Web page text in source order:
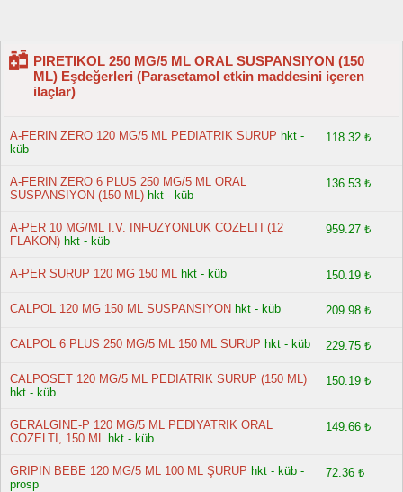
PIRETIKOL 250 MG/5 ML ORAL SUSPANSIYON (150
ML) Eşdeğerleri (Parasetamol etkin maddesini içeren
ilaçlar)
A-FERIN ZERO 120 MG/5 ML PEDIATRIK SURUP hkt -
küb
118.32 ₺
A-FERIN ZERO 6 PLUS 250 MG/5 ML ORAL
SUSPANSIYON (150 ML) hkt - küb
136.53 ₺
A-PER 10 MG/ML I.V. INFUZYONLUK COZELTI (12
FLAKON) hkt - küb
959.27 ₺
A-PER SURUP 120 MG 150 ML hkt - küb 150.19 ₺
CALPOL 120 MG 150 ML SUSPANSIYON hkt - küb 209.98 ₺
CALPOL 6 PLUS 250 MG/5 ML 150 ML SURUP hkt - küb 229.75 ₺
CALPOSET 120 MG/5 ML PEDIATRIK SURUP (150 ML)
hkt - küb
150.19 ₺
GERALGINE-P 120 MG/5 ML PEDIYATRIK ORAL
COZELTI, 150 ML hkt - küb
149.66 ₺
GRIPIN BEBE 120 MG/5 ML 100 ML ŞURUP hkt - küb -
prosp
72.36 ₺